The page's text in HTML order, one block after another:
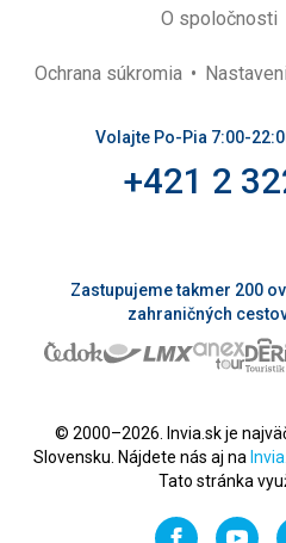
O spoločnosti
Ochrana súkromia
Volajte Po-Pia 7:00-
+421 2
Zastupujeme takmer 200
zahraničných
© 2000–2026. Invia.sk je
Slovensku. Nájdete nás aj na
Tato stránka